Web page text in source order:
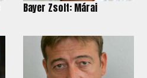
Bayer Zsolt: Márai